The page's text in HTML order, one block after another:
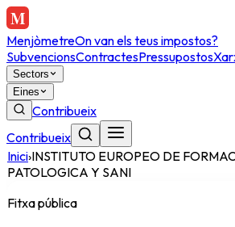
MenjòmetreOn van els teus impostos?
SubvencionsContractesPressupostos
Sectors
Eines
Contribueix
Contribueix
Inici›INSTITUTO EUROPEO DE
PATOLOGICA Y SANI
Fitxa pública